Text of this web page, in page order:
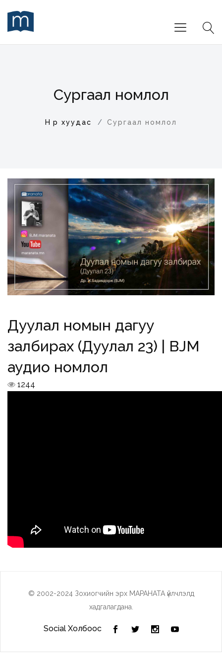
Сургаал номлол
Нүүр хуудас Сургаал номлол
Дуулал номын дагуу
залбирах (Дуулал 23) | BJM
аудио номлол
1244
© 2002-2024 Зохиогчийн эрх МАРАНАТА үйлчлэлд
хадгалагдана.
Social Холбоос